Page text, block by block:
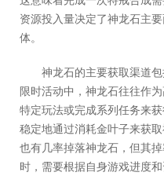
资源投入量决定了神龙石主
体。
神龙石的主要获取渠道
限时活动中，神龙石往往作
特定玩法或完成系列任务来
稳定地通过消耗金叶子来获
也有几率掉落神龙石，但其
时，需要根据自身游戏进度和